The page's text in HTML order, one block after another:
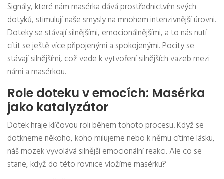
Signály, které nám masérka dává prostřednictvím svých
dotyků, stimulují naše smysly na mnohem intenzivnější úrovni.
Doteky se stávají silnějšími, emocionálnějšími, a to nás nutí
cítit se ještě více připojenými a spokojenými. Pocity se
stávají silnějšími, což vede k vytvoření silnějších vazeb mezi
námi a masérkou.
Role doteku v emocích: Masérka
jako katalyzátor
Dotek hraje klíčovou roli během tohoto procesu. Když se
dotkneme někoho, koho milujeme nebo k němu cítíme lásku,
náš mozek vyvolává silnější emocionální reakci. Ale co se
stane, když do této rovnice vložíme masérku?